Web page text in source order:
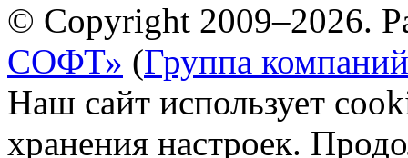
© Copyright 2009–2026.
СОФТ» (Группа
Наш сайт использует
хранения настроек.